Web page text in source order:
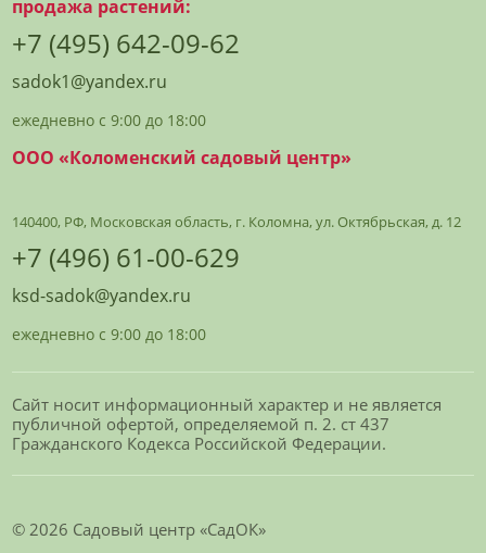
продажа растений:
+7 (495) 642-09-62
sadok1@yandex.ru
ежедневно с 9:00 до 18:00
ООО «Коломенский садовый центр»
140400, РФ, Московская область, г. Коломна, ул. Октябрьская, д. 12
+7 (496) 61-00-629
ksd-sadok@yandex.ru
ежедневно с 9:00 до 18:00
Сайт носит информационный характер и не является
публичной офертой, определяемой п. 2. ст 437
Гражданского Кодекса Российской Федерации.
© 2026 Садовый центр «СадОК»